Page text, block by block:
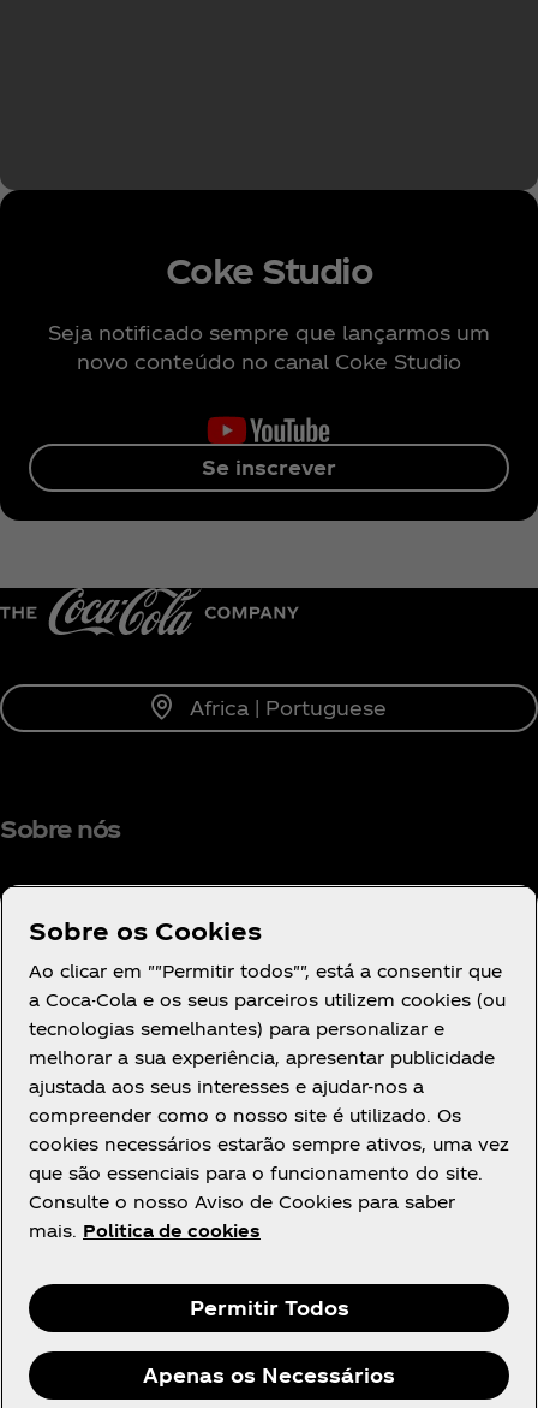
Coke Studio
Seja notificado sempre que lançarmos um
novo conteúdo no canal Coke Studio
Se inscrever
Africa | Portuguese
Sobre nós
PRECISA DE AJUDA?
AVISOS LEGAIS
Sobre os Cookies
Ao clicar em ""Permitir todos"", está a consentir que
a Coca-Cola e os seus parceiros utilizem cookies (ou
tecnologias semelhantes) para personalizar e
melhorar a sua experiência, apresentar publicidade
ajustada aos seus interesses e ajudar-nos a
compreender como o nosso site é utilizado. Os
cookies necessários estarão sempre ativos, uma vez
que são essenciais para o funcionamento do site.
Consulte o nosso Aviso de Cookies para saber
mais. Politica de cookies
Permitir Todos
Apenas os Necessários